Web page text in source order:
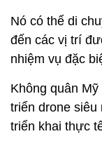
Nó có thể di
đến các vị trí
nhiệm vụ đặc
Không quân
triển drone
triển khai thực